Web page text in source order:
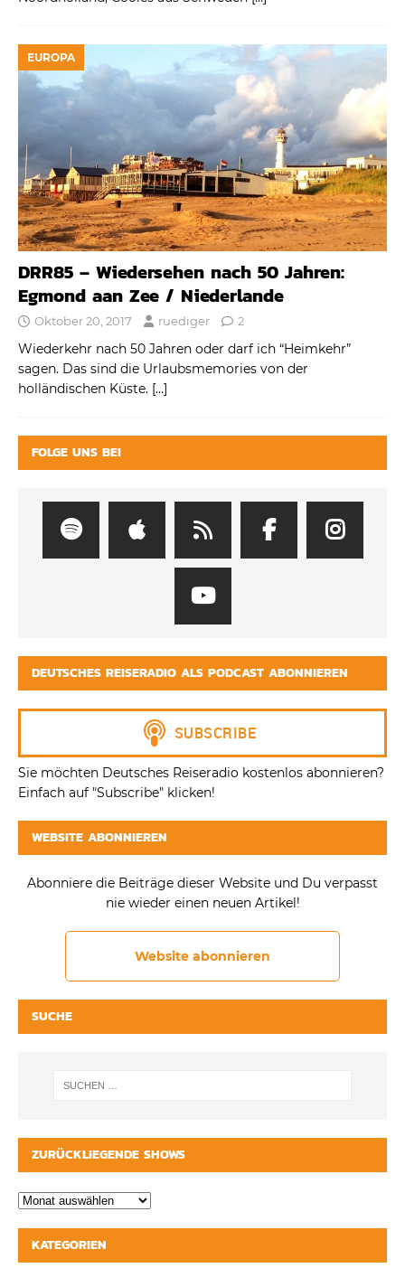
EUROPA
DRR85 – Wiedersehen nach 50 Jahren:
Egmond aan Zee / Niederlande
Oktober 20, 2017 ruediger 2
Wiederkehr nach 50 Jahren oder darf ich “Heimkehr”
sagen. Das sind die Urlaubsmemories von der
holländischen Küste. […]
FOLGE UNS BEI
DEUTSCHES REISERADIO ALS PODCAST ABONNIEREN
Sie möchten Deutsches Reiseradio kostenlos abonnieren?
Einfach auf "Subscribe" klicken!
WEBSITE ABONNIEREN
Abonniere die Beiträge dieser Website und Du verpasst
nie wieder einen neuen Artikel!
Website abonnieren
SUCHE
ZURÜCKLIEGENDE SHOWS
KATEGORIEN